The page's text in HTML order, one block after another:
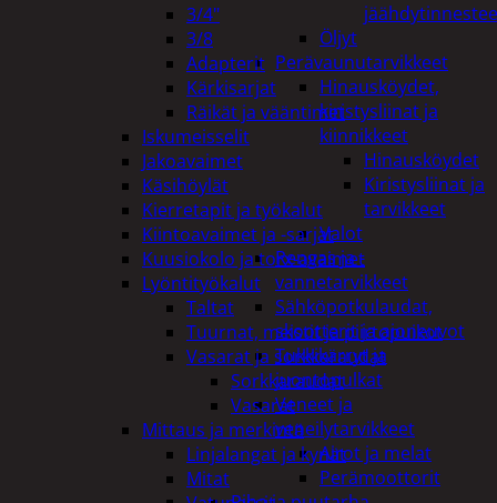
Öljyt
Perävaunutarvikkeet
Hinausköydet,
kiristysliinat ja
kiinnikkeet
Hinausköydet
Kiristysliinat ja
tarvikkeet
Valot
Rengas ja -
vannetarvikkeet
Sähköpotkulaudat,
skootterit ja ajoneuvot
Tukkikärryt ja
juontopulkat
Veneet ja
veneilytarvikkeet
Airot ja melat
Perämoottorit
3/4"
3/8
Adapterit
Kärkisarjat
Räikät ja vääntimet
Iskumeisselit
Jakoavaimet
Käsihöylät
Kierretapit ja työkalut
Kiintoavaimet ja -sarjat
Kuusiokolo ja torx-avaimet
Lyöntityökalut
Taltat
Tuurnat, meistit ja piirtopuikot
Vasarat ja sorkkaraudat
Sorkkaraudat
Vasarat
Mittaus ja merkintä
Linjalangat ja kynät
Mitat